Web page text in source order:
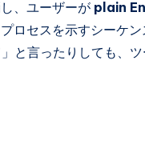
、ユーザーが plain
ロセスを示すシーケン
と言ったりしても、